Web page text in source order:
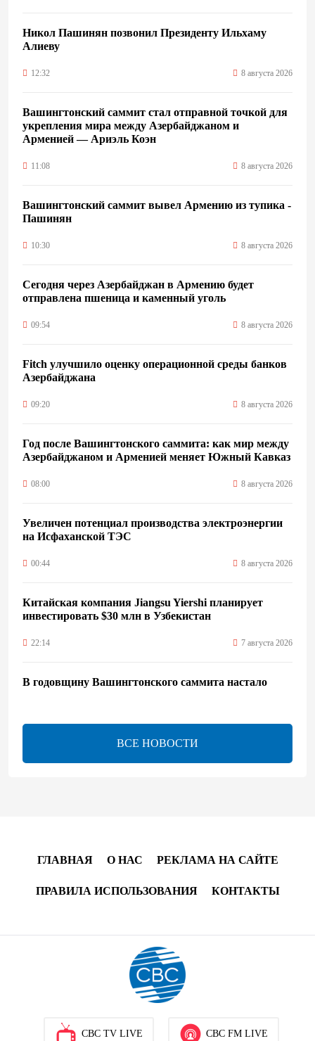
Никол Пашинян позвонил Президенту Ильхаму
Алиеву
12:32 8 августа 2026
Вашингтонский саммит стал отправной точкой для
укрепления мира между Азербайджаном и
Арменией — Ариэль Коэн
11:08 8 августа 2026
Вашингтонский саммит вывел Армению из тупика -
Пашинян
10:30 8 августа 2026
Сегодня через Азербайджан в Армению будет
отправлена пшеница и каменный уголь
09:54 8 августа 2026
Fitch улучшило оценку операционной среды банков
Азербайджана
09:20 8 августа 2026
Год после Вашингтонского саммита: как мир между
Азербайджаном и Арменией меняет Южный Кавказ
08:00 8 августа 2026
Увеличен потенциал производства электроэнергии
на Исфаханской ТЭС
00:44 8 августа 2026
Китайская компания Jiangsu Yiershi планирует
инвестировать $30 млн в Узбекистан
22:14 7 августа 2026
В годовщину Вашингтонского саммита настало
Минфин Азербайджана отчитался о работе,
проделанной в I полугодии
17:20 7 августа 2026
PASHA Holding продолжает успешную реализацию
проекта «Fərqindəlik», который был запущен в 2025
Azercell представляет годовую подписку на сервис
ВСЕ НОВОСТИ
ГЛАВНАЯ О НАС РЕКЛАМА НА САЙТЕ
ПРАВИЛА ИСПОЛЬЗОВАНИЯ КОНТАКТЫ
CBC TV LIVE CBC FM LIVE